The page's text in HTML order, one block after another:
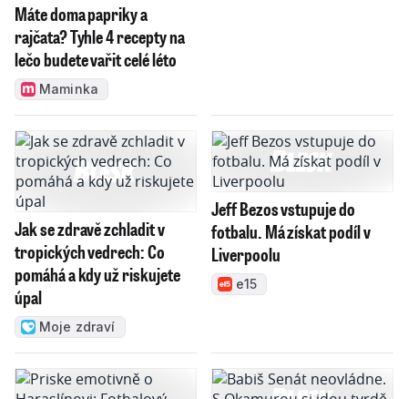
Máte doma papriky a
rajčata? Tyhle 4 recepty na
lečo budete vařit celé léto
Maminka
Jak se zdravě zchladit v
tropických vedrech: Co
pomáhá a kdy už riskujete
úpal
Moje zdraví
Jeff Bezos vstupuje do
fotbalu. Má získat podíl v
Liverpoolu
e15